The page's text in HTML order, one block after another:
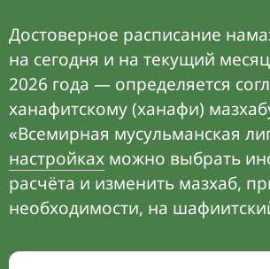
Достоверное расписание
на сегодня и на текущий
2026 года — определяется
ханафитскому (ханафи)
«Всемирная мусульманская
настройках можно выбрать
расчёта и изменить мазхаб,
необходимости, на